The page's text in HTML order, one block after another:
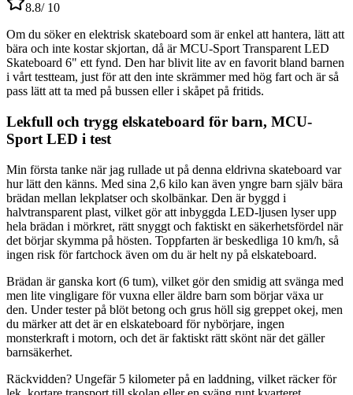
8.8/ 10
Om du söker en elektrisk skateboard som är enkel att hantera, lätt att
bära och inte kostar skjortan, då är MCU-Sport Transparent LED
Skateboard 6" ett fynd. Den har blivit lite av en favorit bland barnen
i vårt testteam, just för att den inte skrämmer med hög fart och är så
pass lätt att ta med på bussen eller i skåpet på fritids.
Lekfull och trygg elskateboard för barn, MCU-
Sport LED i test
Min första tanke när jag rullade ut på denna eldrivna skateboard var
hur lätt den känns. Med sina 2,6 kilo kan även yngre barn själv bära
brädan mellan lekplatser och skolbänkar. Den är byggd i
halvtransparent plast, vilket gör att inbyggda LED-ljusen lyser upp
hela brädan i mörkret, rätt snyggt och faktiskt en säkerhetsfördel när
det börjar skymma på hösten. Toppfarten är beskedliga 10 km/h, så
ingen risk för fartchock även om du är helt ny på elskateboard.
Brädan är ganska kort (6 tum), vilket gör den smidig att svänga med
men lite vingligare för vuxna eller äldre barn som börjar växa ur
den. Under tester på blöt betong och grus höll sig greppet okej, men
du märker att det är en elskateboard för nybörjare, ingen
monsterkraft i motorn, och det är faktiskt rätt skönt när det gäller
barnsäkerhet.
Räckvidden? Ungefär 5 kilometer på en laddning, vilket räcker för